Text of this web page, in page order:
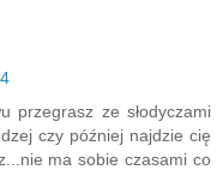
przegrasz ze słodyczami
czy później najdzie cię
ma sobie czasami co